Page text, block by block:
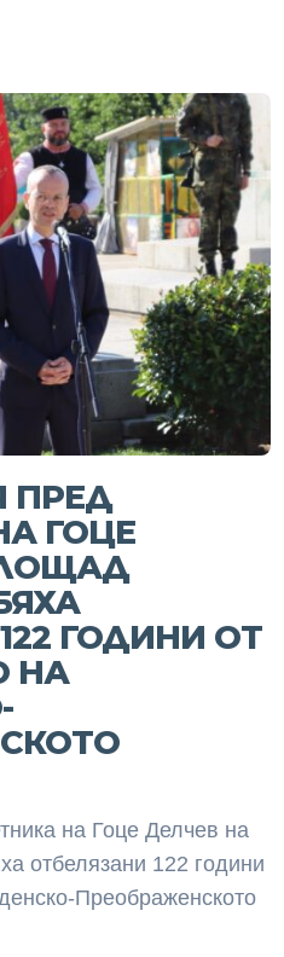
ПРЕД
ГОЦЕ
ГОДИНИ ОТ
НА
на Гоце Делчев на
отбелязани 122 години
Преображенското